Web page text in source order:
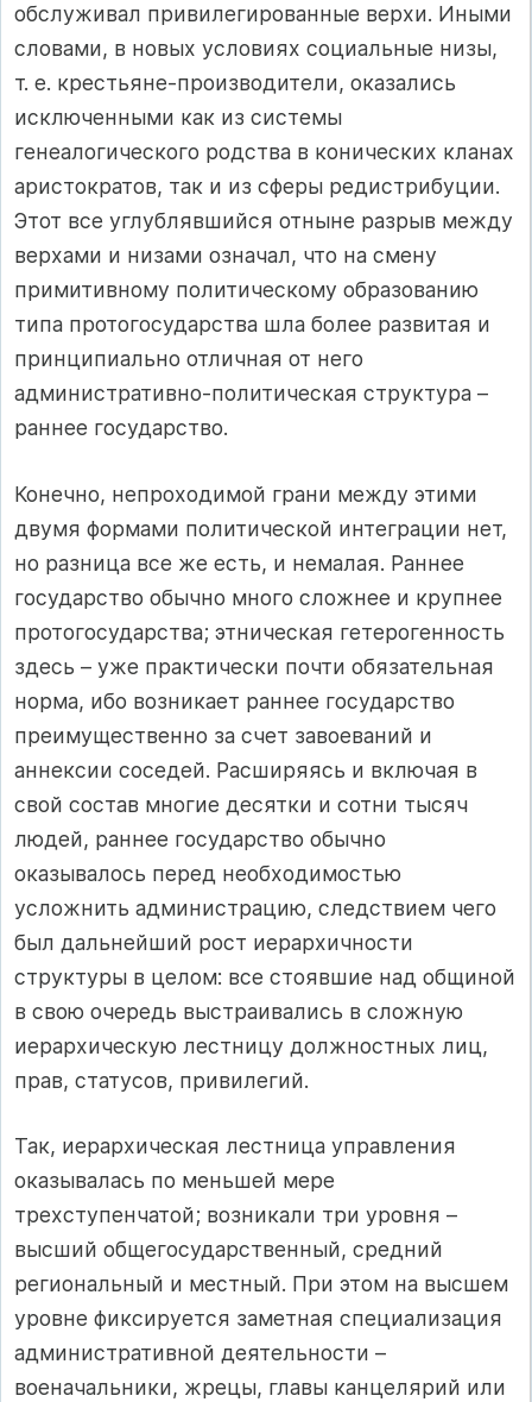
обслуживал привилегированные верхи. Иными
словами, в новых условиях социальные низы,
т. е. крестьяне‑производители, оказались
исключенными как из системы
генеалогического родства в конических кланах
аристократов, так и из сферы редистрибуции.
Этот все углублявшийся отныне разрыв между
верхами и низами означал, что на смену
примитивному политическому образованию
типа протогосударства шла более развитая и
принципиально отличная от него
административно‑политическая структура –
раннее государство.
Конечно, непроходимой грани между этими
двумя формами политической интеграции нет,
но разница все же есть, и немалая. Раннее
государство обычно много сложнее и крупнее
протогосударства; этническая гетерогенность
здесь – уже практически почти обязательная
норма, ибо возникает раннее государство
преимущественно за счет завоеваний и
аннексии соседей. Расширяясь и включая в
свой состав многие десятки и сотни тысяч
людей, раннее государство обычно
оказывалось перед необходимостью
усложнить администрацию, следствием чего
был дальнейший рост иерархичности
структуры в целом: все стоявшие над общиной
в свою очередь выстраивались в сложную
иерархическую лестницу должностных лиц,
прав, статусов, привилегий.
Так, иерархическая лестница управления
оказывалась по меньшей мере
трехступенчатой; возникали три уровня –
высший общегосударственный, средний
региональный и местный. При этом на высшем
уровне фиксируется заметная специализация
административной деятельности –
военачальники, жрецы, главы канцелярий или